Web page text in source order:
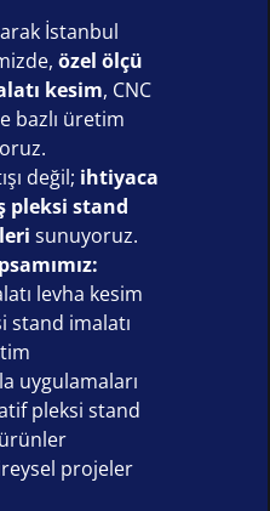
İstanbul
özel ölçü
kesim, CNC
bazlı üretim
değil; ihtiyaca
pleksi stand
sunuyoruz.
levha kesim
stand imalatı
uygulamaları
pleksi stand
projeler